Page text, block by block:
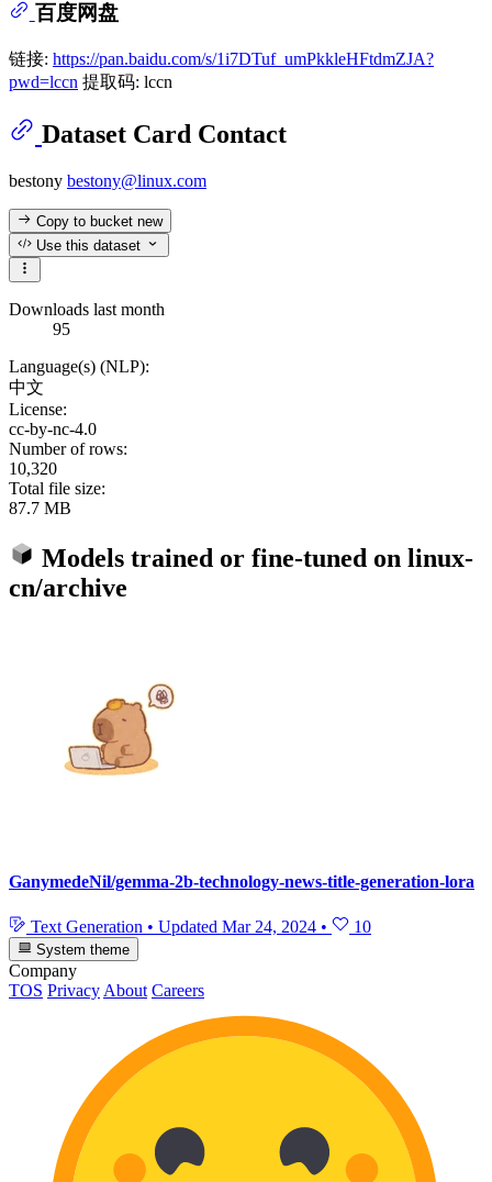
百度网盘
链接: https://pan.baidu.com/s/1i7DTuf_umPkkleHFtdmZJA?
pwd=lccn 提取码: lccn
Dataset Card Contact
bestony bestony@linux.com
Copy to bucketnew
Use this dataset
Downloads last month
95
Language(s) (NLP):
中文
License:
cc-by-nc-4.0
Number of rows:
10,320
Total file size:
87.7 MB
Models trained or fine-tuned on linux-
cn/archive
GanymedeNil/gemma-2b-technology-news-title-generation-lora
Text Generation • Updated Mar 24, 2024 • 10
System theme
Company
TOS PrivacyAbout Careers